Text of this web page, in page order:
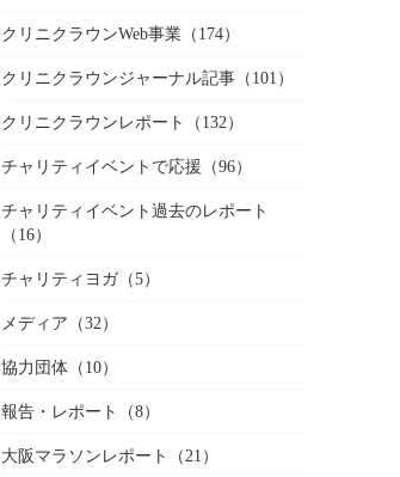
クリニクラウンWeb事業 （174）
クリニクラウンジャーナル記事 （101）
クリニクラウンレポート （132）
チャリティイベントで応援 （96）
チャリティイベント過去のレポート
（16）
チャリティヨガ（5）
メディア （32）
協力団体 （10）
報告・レポート （8）
大阪マラソンレポート （21）